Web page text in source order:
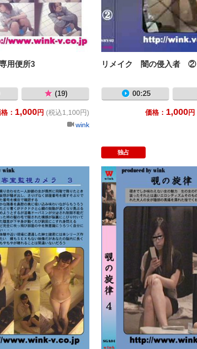
用便所3
(19)
： 1,000円 (税込1,100円)
wink
リメイク 闇の侵入者 ②
00:25
価格： 1,000円
② 客室監視カメラ ３
独占